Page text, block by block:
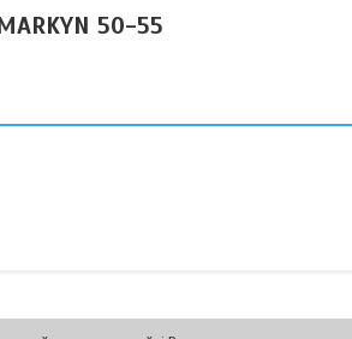
50-55